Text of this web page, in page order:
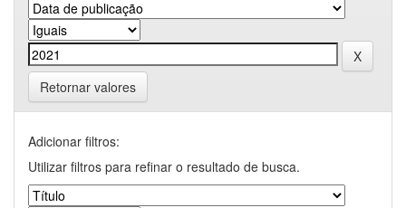
Retornar valores
Adicionar filtros:
Utilizar filtros para refinar o resultado de busca.